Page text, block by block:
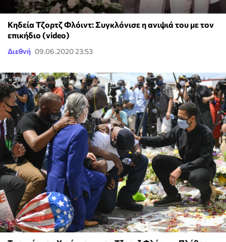
Κηδεία Τζορτζ Φλόιντ: Συγκλόνισε η ανιψιά του με τον
επικήδιο (video)
Διεθνή 09.06.2020 23:53